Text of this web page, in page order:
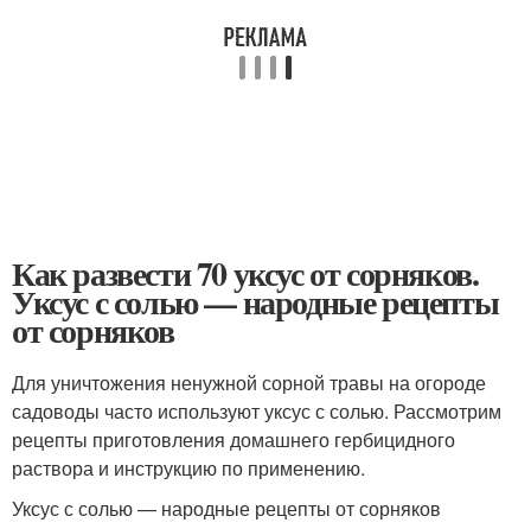
Как развести 70 уксус от сорняков.
Уксус с солью — народные рецепты
от сорняков
Для уничтожения ненужной сорной травы на огороде
садоводы часто используют уксус с солью. Рассмотрим
рецепты приготовления домашнего гербицидного
раствора и инструкцию по применению.
Уксус с солью — народные рецепты от сорняков